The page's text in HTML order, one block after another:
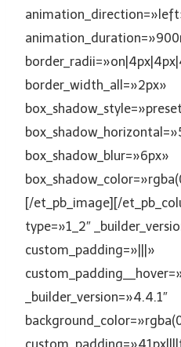
border_width_all=»2px»
box_shadow_blur=»6px»
[/et_pb_image][/
type=»1_2″
custom_padding=»|||»
_builder_version=»4.4.1″